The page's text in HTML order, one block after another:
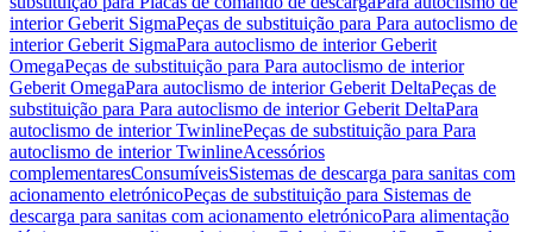
interior Geberit SigmaPeças de substituição para Para autoclismo de
interior Geberit SigmaPara autoclismo de interior Geberit
OmegaPeças de substituição para Para autoclismo de interior
Geberit OmegaPara autoclismo de interior Geberit DeltaPeças de
substituição para Para autoclismo de interior Geberit DeltaPara
autoclismo de interior TwinlinePeças de substituição para Para
autoclismo de interior TwinlineAcessórios
complementaresConsumíveisSistemas de descarga para sanitas com
acionamento eletrónicoPeças de substituição para Sistemas de
descarga para sanitas com acionamento eletrónicoPara alimentação